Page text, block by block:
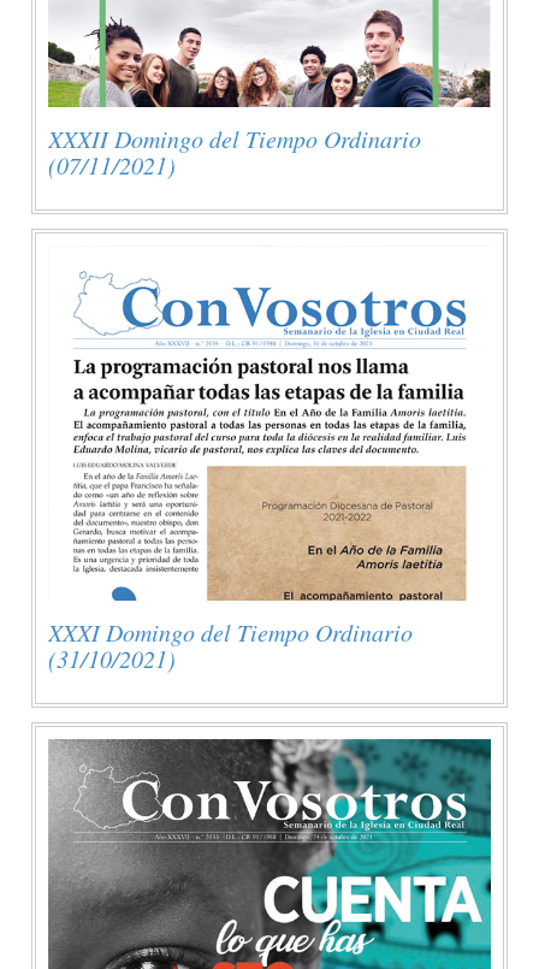
XXXII Domingo del Tiempo Ordinario
(07/11/2021)
XXXI Domingo del Tiempo Ordinario
(31/10/2021)